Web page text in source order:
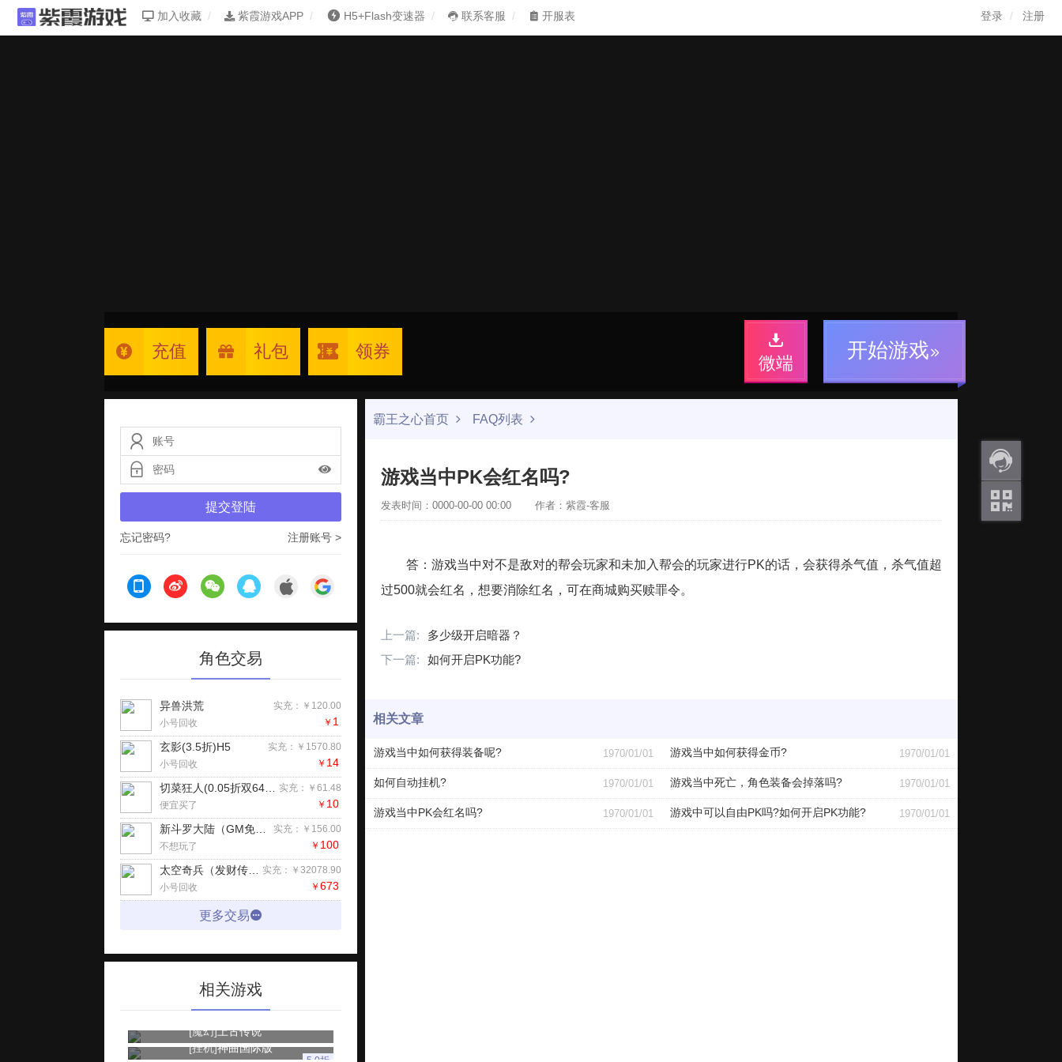
加入收藏 紫霞游戏APP H5+Flash变速器 联系客服 开服表 登录 注册
微端
充值 礼包 领券 开始游戏
提交登陆
忘记密码? 注册账号 >
角色交易
实充：￥120.00
异兽洪荒
小号回收 ￥ 1
实充：￥1570.80
玄影(3.5折)H5
小号回收 ￥ 14
实充：￥61.48
切菜狂人(0.05折双6480代金劵)H5
便宜买了 ￥ 10
实充：￥156.00
新斗罗大陆（GM免费版）手游
不想玩了 ￥ 100
实充：￥32078.90
太空奇兵（发财传奇3.5折）手游
小号回收 ￥ 673
更多交易
相关游戏
[魔幻]上古传说
[挂机]神曲国际版
霸王之心首页 FAQ列表
游戏当中PK会红名吗?
发表时间：0000-00-00 00:00 作者：紫霞-客服
答：游戏当中对不是敌对的帮会玩家和未加入帮会的玩家进行PK的话，会获得杀气值，杀气值超
过500就会红名，想要消除红名，可在商城购买赎罪令。
上一篇:
多少级开启暗器？
下一篇:
如何开启PK功能?
相关文章
1970/01/01
游戏当中如何获得装备呢? 1970/01/01
游戏当中如何获得金币?
1970/01/01
如何自动挂机? 1970/01/01
游戏当中死亡，角色装备会掉落吗?
1970/01/01
游戏当中PK会红名吗? 1970/01/01
游戏中可以自由PK吗?如何开启PK功能?
返利
咨询